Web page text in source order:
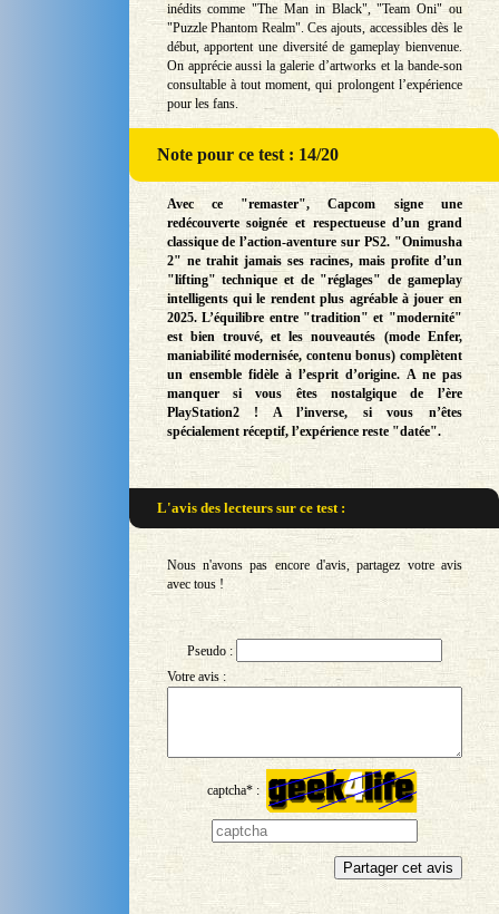
inédits comme "The Man in Black", "Team Oni" ou
"Puzzle Phantom Realm". Ces ajouts, accessibles dès le
début, apportent une diversité de gameplay bienvenue.
On apprécie aussi la galerie d’artworks et la bande-son
consultable à tout moment, qui prolongent l’expérience
pour les fans.
Notepour ce test : 14/20
Avec ce "remaster", Capcom signe une
redécouverte soignée et respectueuse d’un grand
classique de l’action-aventure sur PS2. "Onimusha
2" ne trahit jamais ses racines, mais profite d’un
"lifting" technique et de "réglages" de gameplay
intelligents qui le rendent plus agréable à jouer en
2025. L’équilibre entre "tradition" et "modernité"
est bien trouvé, et les nouveautés (mode Enfer,
maniabilité modernisée, contenu bonus) complètent
un ensemble fidèle à l’esprit d’origine. A ne pas
manquer si vous êtes nostalgique de l’ère
PlayStation2 ! A l’inverse, si vous n’êtes
spécialement réceptif, l’expérience reste "datée".
L'avis des lecteurs surce test :
Nous n'avons pas encore d'avis, partagez votre avis
avec tous !
Pseudo :
Votre avis :
captcha* :